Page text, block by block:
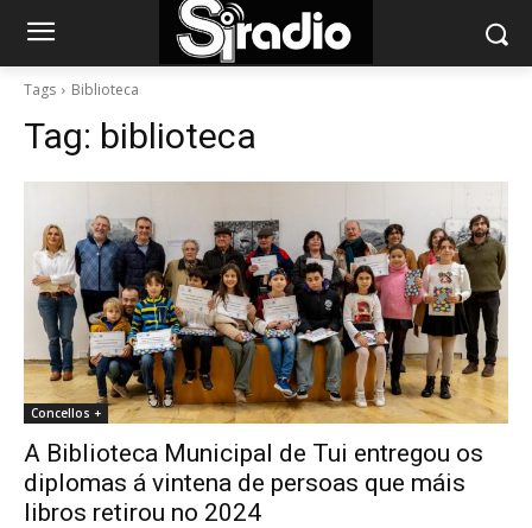
Tags Biblioteca
Tag: biblioteca
Concellos +
A Biblioteca Municipal de Tui entregou os
diplomas á vintena de persoas que máis
libros retirou no 2024